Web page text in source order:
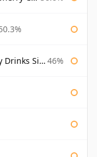
of Scotland 46%